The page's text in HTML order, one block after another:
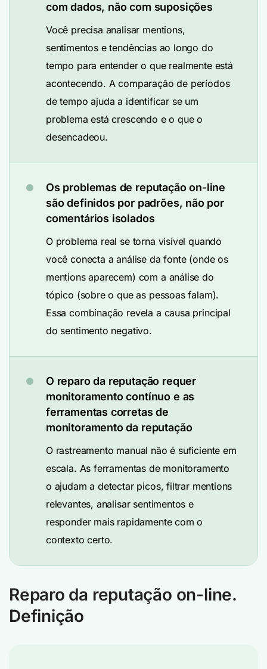
com dados, não com suposições
Você precisa analisar mentions,
sentimentos e tendências ao longo do
tempo para entender o que realmente está
acontecendo. A comparação de períodos
de tempo ajuda a identificar se um
problema está crescendo e o que o
desencadeou.
Os problemas de reputação on-line
são definidos por padrões, não por
comentários isolados
O problema real se torna visível quando
você conecta a análise da fonte (onde os
mentions aparecem) com a análise do
tópico (sobre o que as pessoas falam).
Essa combinação revela a causa principal
do sentimento negativo.
O reparo da reputação requer
monitoramento contínuo e as
ferramentas corretas de
monitoramento da reputação
O rastreamento manual não é suficiente em
escala. As ferramentas de monitoramento
o ajudam a detectar picos, filtrar mentions
relevantes, analisar sentimentos e
responder mais rapidamente com o
contexto certo.
Reparo da reputação on-line.
Definição